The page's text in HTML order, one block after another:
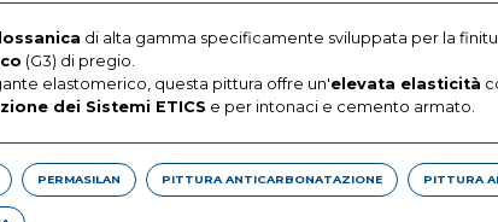
di alta gamma specificamente sviluppata per la
(G3) di pregio.
elastomerico, questa pittura offre un'elevata elasticità
dei Sistemi ETICS e per intonaci e cemento armato.
PERMASILAN PITTURA ANTICARBONATAZIONE PITTURA